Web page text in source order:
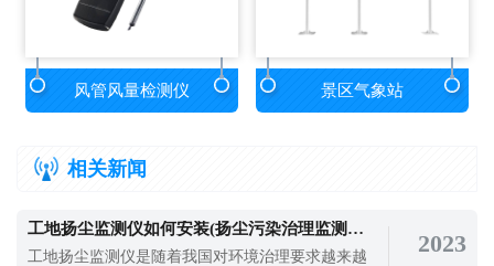
风管风量检测仪 景区气象站
相关新闻
工地扬尘监测仪如何安装(扬尘污染治理监测设备百科)
工地扬尘监测仪是随着我国对环境治理要求越来越
2023